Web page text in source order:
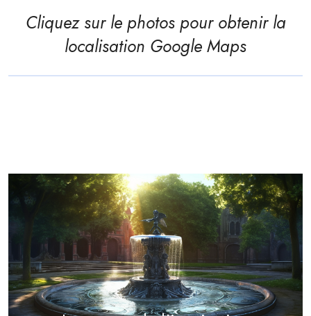
Cliquez sur le photos pour obtenir la
localisation Google Maps